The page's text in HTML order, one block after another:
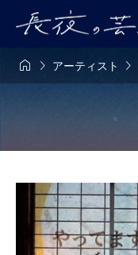
  アーティスト 